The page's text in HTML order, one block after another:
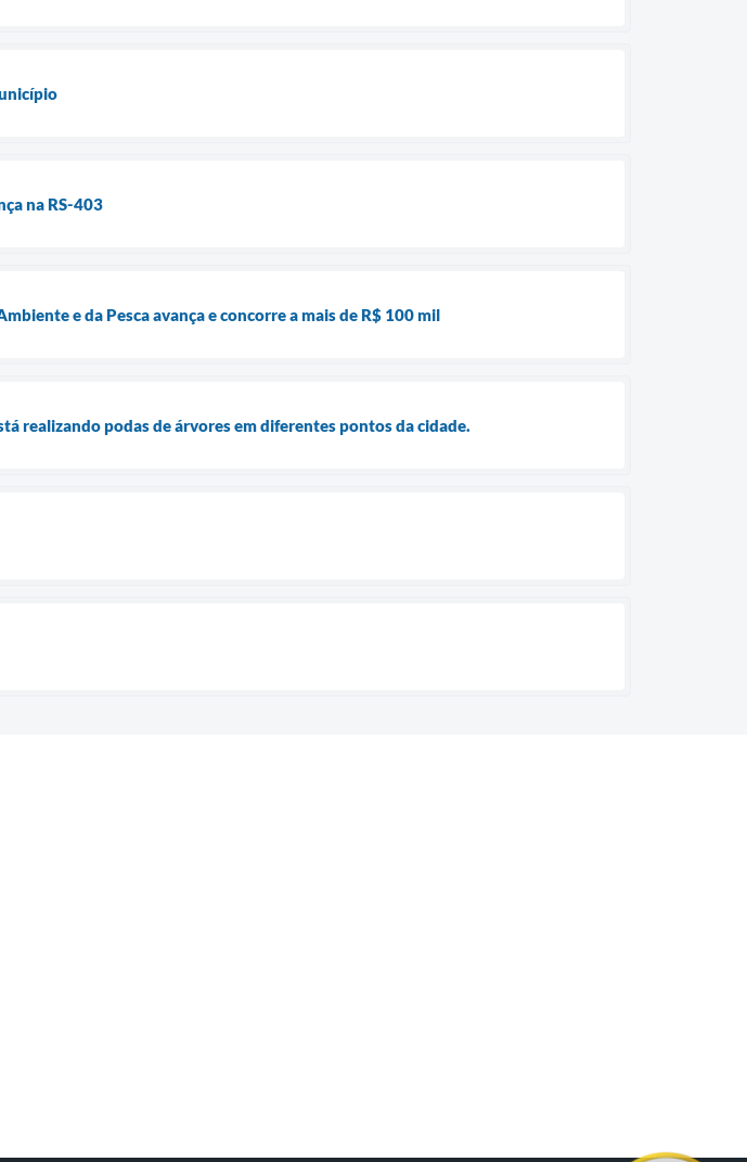
na RS-403
e da Pesca avança e concorre a mais de R$ 100 mil
realizando podas de árvores em diferentes pontos da cidade.